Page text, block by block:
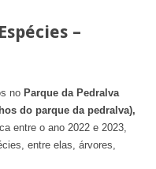
–
no Parque da Pedralva
do parque da pedralva),
entre o ano 2022 e 2023,
entre elas, árvores,